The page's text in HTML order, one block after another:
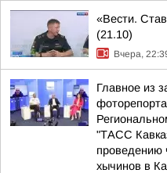
«Вести.
(21.10)
Вчера,
Главное из
"ТАСС
проведению
хычинов в